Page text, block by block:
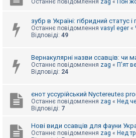
м
г
Останнє повідомлення zag « Пон
зубр в Україні: гібридний статус
Останнє повідомлення vasyl eger «
Відповіді: 49
Вернакулярні назви ссавців: чи
Останнє повідомлення zag « П'ят
Відповіді: 24
єнот уссурійський Nyctereutes
Останнє повідомлення zag « Нед
Відповіді: 7
Нові види ссавців для фауни
Останнє повідомлення zag « Нед